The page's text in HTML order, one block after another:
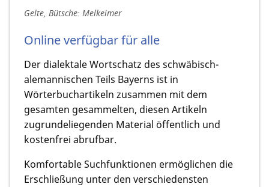
Gelte, Bütsche: Melkeimer
Online verfügbar für alle
Der dialektale Wortschatz des schwäbisch-
alemannischen Teils Bayerns ist in
Wörterbuchartikeln zusammen mit dem
gesamten gesammelten, diesen Artikeln
zugrunde­liegenden Material öffentlich und
kostenfrei abrufbar.
Komfortable Suchfunktionen ermöglichen die
Erschließung unter den verschiedensten